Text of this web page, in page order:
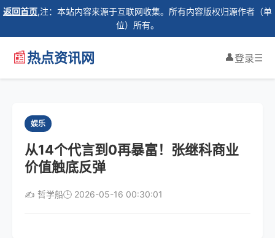
返回首页,注：本站内容来源于互联网收集。所有内容版权归源作者（单
位）所有。
📰热点资讯网 👤登录☰
娱乐
从14个代言到0再暴富！张继科商业
价值触底反弹
✍️ 哲学船🕒 2026-05-16 00:30:01